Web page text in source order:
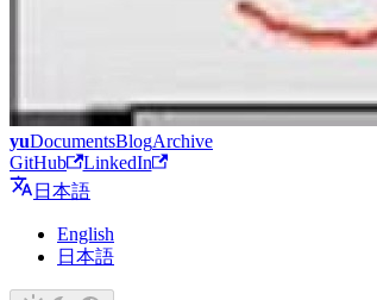
yuDocumentsBlogArchive
GitHub
LinkedIn
日本語
English
日本語